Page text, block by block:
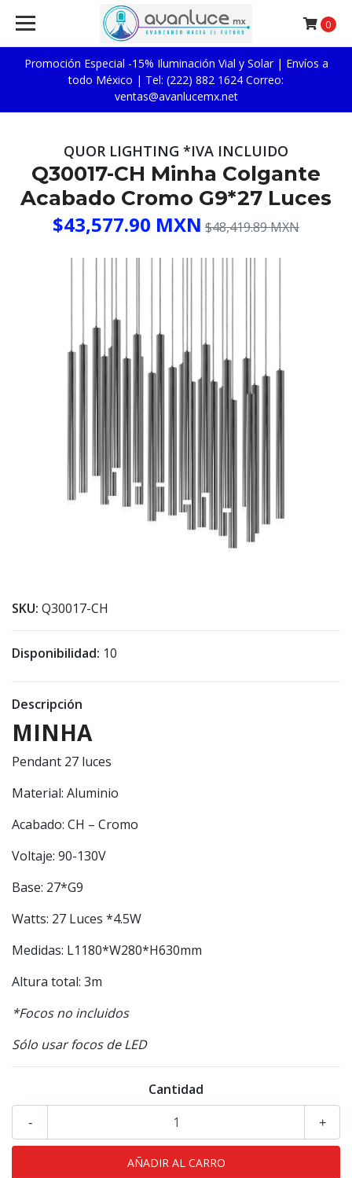
Promoción Especial -15% Iluminación Vial y Solar | Envíos a
todo México | Tel: (222) 882 1624 Correo:
ventas@avanlucemx.net
0
QUOR LIGHTING *IVA INCLUIDO
Q30017-CH Minha Colgante
Acabado Cromo G9*27 Luces
$43,577.90 MXN $48,419.89 MXN
SKU: Q30017-CH
Disponibilidad: 10
Descripción
MINHA
Pendant 27 luces
Material: Aluminio
Acabado: CH – Cromo
Voltaje: 90-130V
Base: 27*G9
Watts: 27 Luces *4.5W
Medidas: L1180*W280*H630mm
Altura total: 3m
*Focos no incluidos
Sólo usar focos de LED
Cantidad
+
-